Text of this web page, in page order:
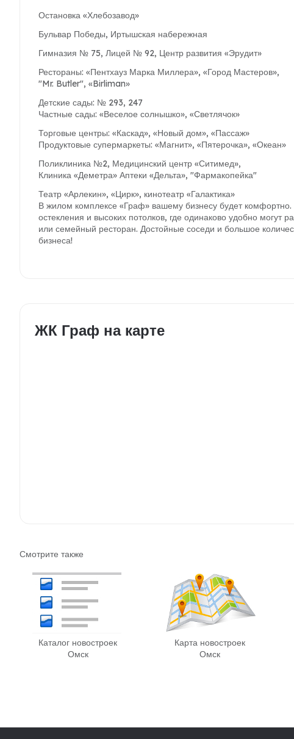
Остановка «Хлебозавод»
Бульвар Победы, Иртышская набережная
Гимназия № 75, Лицей № 92, Центр развития «Эрудит»
Рестораны: «Пентхауз Марка Миллера», «Город Мастеров»,
"Mr. Butler", «Birliman»
Детские сады: № 293, 247
Частные сады: «Веселое солнышко», «Светлячок»
Торговые центры: «Каскад», «Новый дом», «Пассаж»
Продуктовые супермаркеты: «Магнит», «Пятерочка», «Океан»
Поликлиника №2, Медицинский центр «Ситимед»,
Клиника «Деметра» Аптеки «Дельта», "Фармакопейка"
Театр «Арлекин», «Цирк», кинотеатр «Галактика»
В жилом комплексе «Граф» вашему бизнесу будет
остекления и высоких потолков, где одинаково удобно могут
или семейный ресторан. Достойные соседи и большое
бизнеса!
ЖК Граф на карте
Смотрите также
Каталог новостроек
Омск
Карта новостроек
Омск